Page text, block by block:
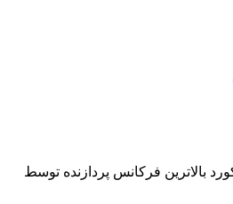
رکورد بالاترین فرکانس پردازنده توسط